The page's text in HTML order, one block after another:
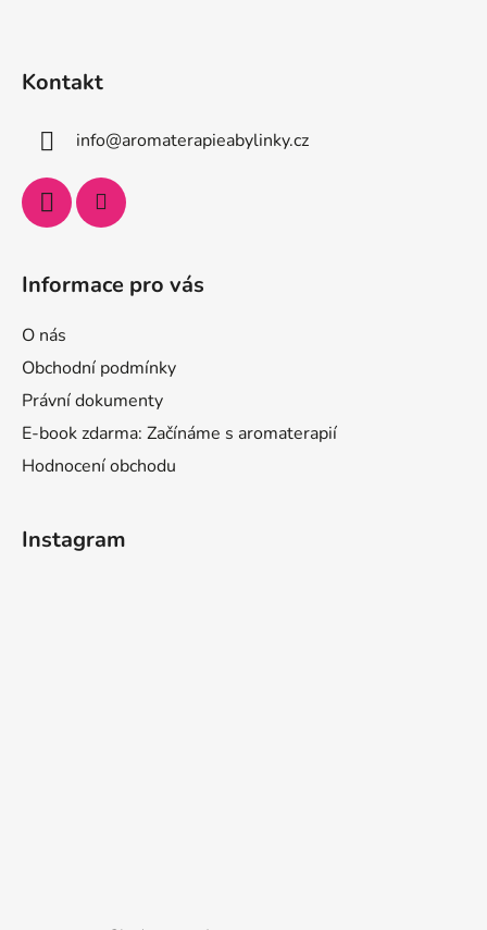
Kontakt
info@aromaterapieabylinky.cz
Informace pro vás
O nás
Obchodní podmínky
Právní dokumenty
E-book zdarma: Začínáme s aromaterapií
Hodnocení obchodu
Instagram